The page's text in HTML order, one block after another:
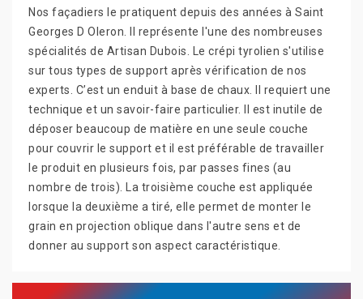
Nos façadiers le pratiquent depuis des années à Saint
Georges D Oleron. Il représente l'une des nombreuses
spécialités de Artisan Dubois. Le crépi tyrolien s'utilise
sur tous types de support après vérification de nos
experts. C’est un enduit à base de chaux. Il requiert une
technique et un savoir-faire particulier. Il est inutile de
déposer beaucoup de matière en une seule couche
pour couvrir le support et il est préférable de travailler
le produit en plusieurs fois, par passes fines (au
nombre de trois). La troisième couche est appliquée
lorsque la deuxième a tiré, elle permet de monter le
grain en projection oblique dans l'autre sens et de
donner au support son aspect caractéristique.